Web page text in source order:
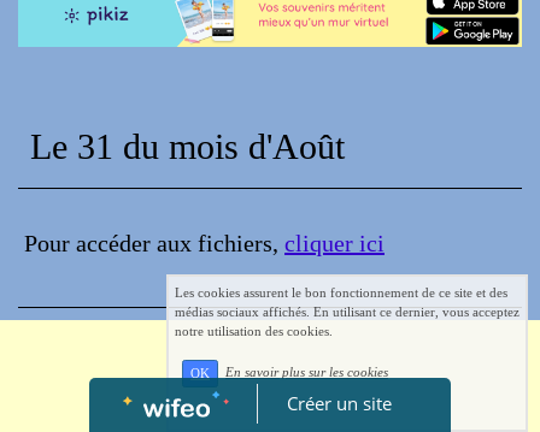
Le 31 du mois d'Août
Pour accéder aux fichiers, cliquer ici
Créer un site
Les cookies assurent le bon fonctionnement de ce site et des
médias sociaux affichés. En utilisant ce dernier, vous acceptez
notre utilisation des cookies.
OK En savoir plus sur les cookies